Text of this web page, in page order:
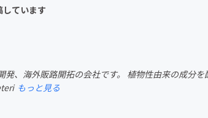
プロジェクト
発 フード・飲食店
ています
発、海外販路開拓の会社です。 植物性由来の成分
もっと見る